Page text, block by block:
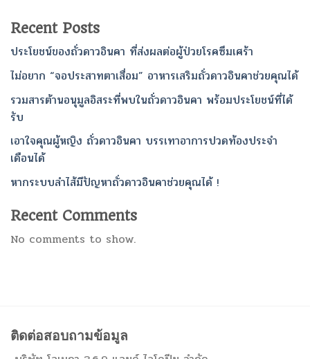
Recent Posts
ประโยชน์ของถั่วดาวอินคา ที่ส่งผลต่อผู้ป่วยโรคซึมเศร้า
ไม่อยาก “จอประสาทตาเสื่อม” อาหารเสริมถั่วดาวอินคาช่วยคุณได้
รวมสารต้านอนุมูลอิสระที่พบในถั่วดาวอินคา พร้อมประโยชน์ที่ได้
รับ
เอาใจคุณผู้หญิง ถั่วดาวอินคา บรรเทาอาการปวดท้องประจำ
เดือนได้
หากระบบลำไส้มีปัญหาถั่วดาวอินคาช่วยคุณได้ !
Recent Comments
No comments to show.
ติดต่อสอบถามข้อมูล